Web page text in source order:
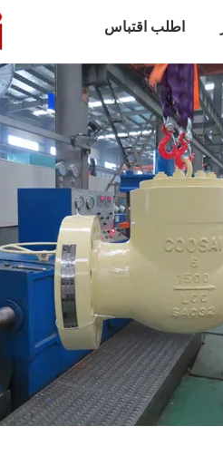
اطلب اقتباس